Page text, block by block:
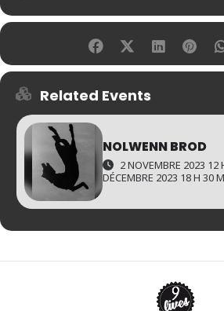
Related Events
NOLWENN BROD
2 NOVEMBRE 2023 12
DÉCEMBRE 2023 18 H 30